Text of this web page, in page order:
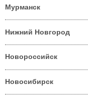
Мурманск
Нижний Новгород
Новороссийск
Новосибирск